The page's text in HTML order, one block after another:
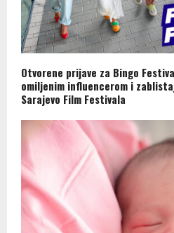
Otvorene prijave za Bingo
omiljenim influencerom i
Sarajevo Film Festivala